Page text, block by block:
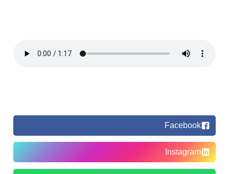
Facebook
Instagram